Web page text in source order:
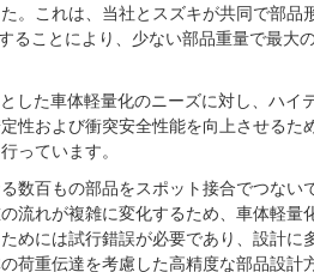
。これは、当社とスズキが共同で部品
ることにより、少ない部品重量で最大
した車体軽量化のニーズに対し、ハイ
性および衝突安全性能を向上させるた
っています。
数百もの部品をスポット接合でつない
流れが複雑に変化するため、車体軽量
めには試行錯誤が必要であり、設計に
荷重伝達を考慮した高精度な部品設計